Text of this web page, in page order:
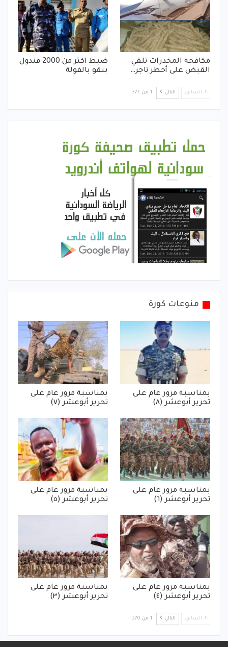
مكافحة المخدرات تلقي
القبض على أخطر تاجر…
ضبط اكثر من 2000 قندول
بنقو بالفولة
السابق التالي 1 من 377
منوعات كورة
بمناسبة مرور عام على
تحرير أبوعشر (٨)
بمناسبة مرور عام على
تحرير أبوعشر (٧)
بمناسبة مرور عام على
تحرير أبوعشر (٦)
بمناسبة مرور عام على
تحرير أبوعشر (٥)
بمناسبة مرور عام على
تحرير أبوعشر (٤)
بمناسبة مرور عام على
تحرير أبوعشر (٣)
السابق التالي 1 من 270